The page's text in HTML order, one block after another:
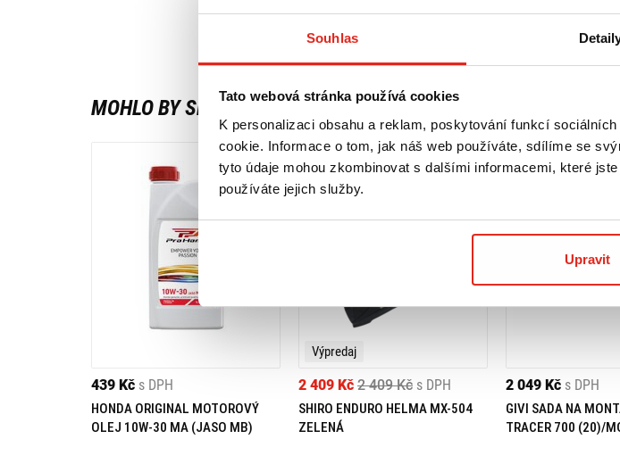
Souhlas
Tato webová stránka používá cookies
K personalizaci obsahu a reklam, poskytování funkcí
cookie. Informace o tom, jak náš web používáte, sdílíme se
tyto údaje mohou zkombinovat s dalšími informacemi, které
používáte jejich služby.
Upravit
MOHLO BY SE VÁM LÍBIT
439 Kč s DPH
HONDA ORIGINAL MOTOROVÝ
OLEJ 10W-30 MA (JASO MB)
Výpredaj
2 409 Kč
2 409 Kč s DPH
SHIRO ENDURO HELMA MX-504
ZELENÁ
2 049 Kč s DPH
GIVI SADA NA
TRACER 700 (20)/